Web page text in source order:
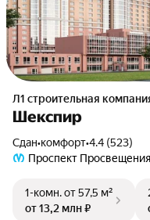
Л1 cтроительная
Шекспир
Сдан•комфорт•4.4 (523)
Проспект Просвещения
1-комн.от 57,5 м²
от 13,2 млн ₽